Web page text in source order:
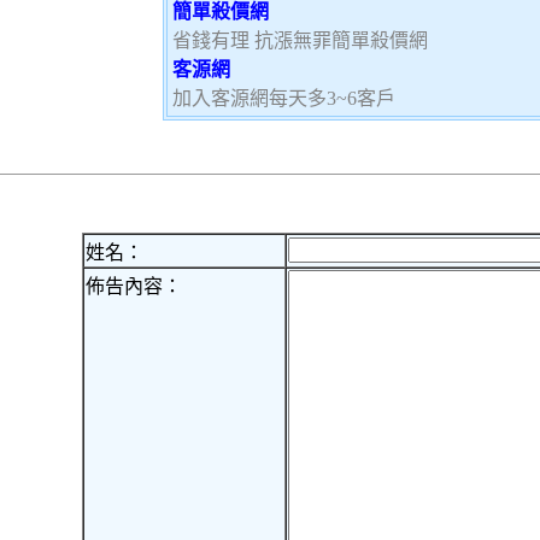
簡單殺價網
省錢有理 抗漲無罪簡單殺價網
客源網
加入客源網每天多3~6客戶
姓名：
佈告內容：